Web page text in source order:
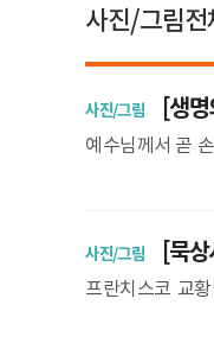
사진/그림전
사진/그림 [생명
예수님께서 곧
사진/그림 [묵상
프란치스코 교